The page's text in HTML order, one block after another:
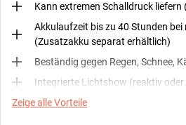
Kann extremen Schalldruck liefern
Akkulaufzeit bis zu 40 Stunden
(Zusatzakku separat erhältlich)
Beständig gegen Regen, Schnee,
Integrierte Lichtshow (reaktiv oder
Zeige alle Vorteile